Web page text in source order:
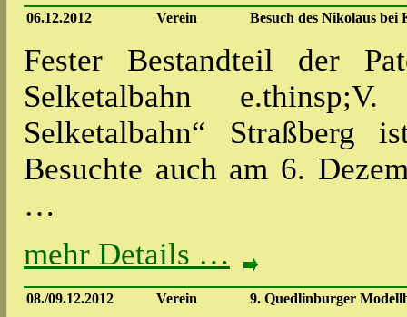
06.12.2012 Verein Besuch des Nikolaus
Fester Bestandteil der
Selketalbahn
Selketalbahn“ Straßberg
Besuchte auch am 6.
…
mehr Details …
08./09.12.2012 Verein 9. Quedlinburger